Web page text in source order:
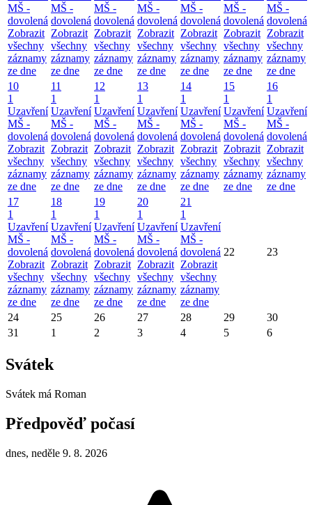
MŠ -
dovolená
Zobrazit
všechny
záznamy
ze dne
MŠ -
dovolená
Zobrazit
všechny
záznamy
ze dne
MŠ -
dovolená
Zobrazit
všechny
záznamy
ze dne
MŠ -
dovolená
Zobrazit
všechny
záznamy
ze dne
MŠ -
dovolená
Zobrazit
všechny
záznamy
ze dne
MŠ -
dovolená
Zobrazit
všechny
záznamy
ze dne
MŠ -
dovolená
Zobrazit
všechny
záznamy
ze dne
10
1
Uzavření
MŠ -
dovolená
Zobrazit
všechny
záznamy
ze dne
11
1
Uzavření
MŠ -
dovolená
Zobrazit
všechny
záznamy
ze dne
12
1
Uzavření
MŠ -
dovolená
Zobrazit
všechny
záznamy
ze dne
13
1
Uzavření
MŠ -
dovolená
Zobrazit
všechny
záznamy
ze dne
14
1
Uzavření
MŠ -
dovolená
Zobrazit
všechny
záznamy
ze dne
15
1
Uzavření
MŠ -
dovolená
Zobrazit
všechny
záznamy
ze dne
16
1
Uzavření
MŠ -
dovolená
Zobrazit
všechny
záznamy
ze dne
17
1
Uzavření
MŠ -
dovolená
Zobrazit
všechny
záznamy
ze dne
18
1
Uzavření
MŠ -
dovolená
Zobrazit
všechny
záznamy
ze dne
19
1
Uzavření
MŠ -
dovolená
Zobrazit
všechny
záznamy
ze dne
20
1
Uzavření
MŠ -
dovolená
Zobrazit
všechny
záznamy
ze dne
21
1
Uzavření
MŠ -
dovolená
Zobrazit
všechny
záznamy
ze dne
22 23
24 25 26 27 28 29
30
31
1 2 3 4 5 6
Svátek
Svátek má Roman
Předpověď počasí
dnes, neděle 9. 8. 2026